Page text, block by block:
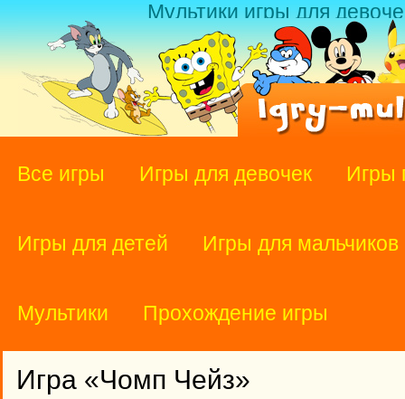
Мультики игры для
Все игры Игры для девочек Игры
Игры для детей Игры для мальчиков
Мультики Прохождение игры
Игра «Чомп Чейз»